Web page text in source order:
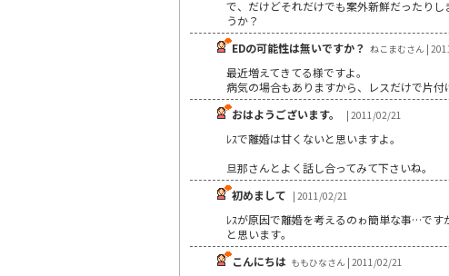
で、だけどそれだけでも案外新鮮だったり
うか？
EDの可能性は無いですか？ ねこまむさん |
最近増えてきてる様ですよ。
病気の場合もありますから、レスだけで片
おはようございます。
| 2011/02/21
ﾚｽで離婚は甘くないと思いますよ。
旦那さんとよく話し合ってみて下さいね。
初めまして | 2011/02/21
ﾚｽが原因で離婚を考えるのゎ簡単な事…で
と思います｡
こんにちは ももひなさん | 2011/02/21